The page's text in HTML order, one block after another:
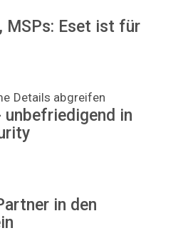
MSPs: Eset ist für
Details abgreifen
in
in den